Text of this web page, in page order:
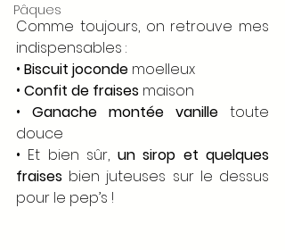
Pâques
Comme toujours, on retrouve mes
indispensables :
• Biscuit joconde moelleux
• Confit de fraises maison
• Ganache montée vanille toute
douce
• Et bien sûr, un sirop et quelques
fraises bien juteuses sur le dessus
pour le pep’s !